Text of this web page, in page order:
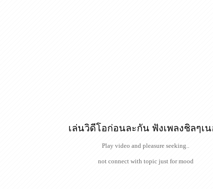
เล่นวิดีโอก่อนละกัน ฟังเพลงชิลๆเ
Play video and pleasure seeking..
not connect with topic just for mood